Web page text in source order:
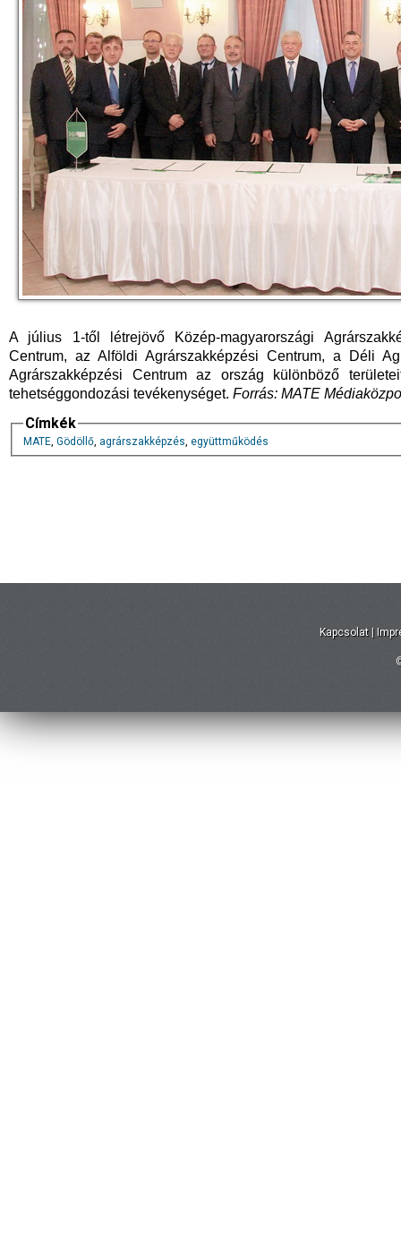
A július 1-től létrejövő Közép-magyarországi
Centrum, az Alföldi Agrárszakképzési Centrum, a Déli
Agrárszakképzési Centrum az ország különböző
tehetséggondozási tevékenységet. Forrás: MATE
Címkék
MATE, Gödöllő, agrárszakképzés, együttműködés
Kapcsolat |